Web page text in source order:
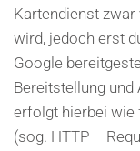
Kartendienst zwar
wird, jedoch erst
Google
Bereitstellung
erfolgt hierbei wie
(sog. HTTP –